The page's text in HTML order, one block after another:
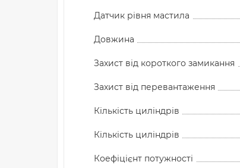
Датчик рівня мастила
Довжина
Захист від короткого замикання
Захист від перевантаження
Кількість циліндрів
Кількість циліндрів
Коефіцієнт потужності